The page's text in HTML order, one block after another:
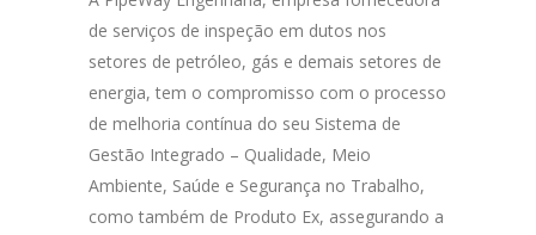
de serviços de inspeção em dutos nos
setores de petróleo, gás e demais setores de
energia, tem o compromisso com o processo
de melhoria contínua do seu Sistema de
Gestão Integrado – Qualidade, Meio
Ambiente, Saúde e Segurança no Trabalho,
como também de Produto Ex, assegurando a